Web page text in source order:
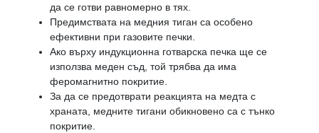
да се готви равномерно в тях.
Предимствата на медния тиган са особено
ефективни при газовите печки.
Ако върху индукционна готварска печка ще се
използва меден съд, той трябва да има
феромагнитно покритие.
За да се предотврати реакцията на медта с
храната, медните тигани обикновено са с тънко
покритие.